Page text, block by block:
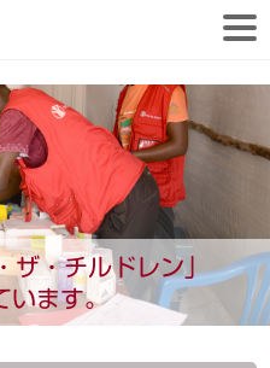
ザ・チルドレン」
います。